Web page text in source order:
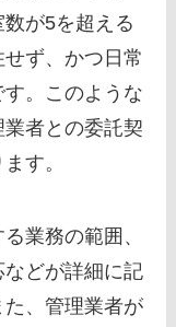
が5を超える
ず、かつ日常
。このような
者との委託契
す。
業務の範囲、
どが詳細に記
、管理業者が